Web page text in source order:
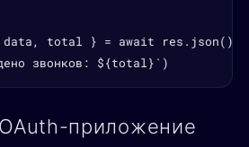
data, total } = await res.json()
звонков: ${total}`)
приложение